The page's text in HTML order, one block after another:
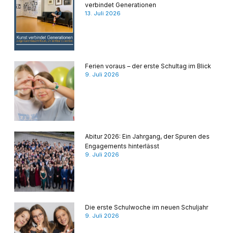
verbindet Generationen
13. Juli 2026
Ferien voraus – der erste Schultag im Blick
9. Juli 2026
Abitur 2026: Ein Jahrgang, der Spuren des
Engagements hinterlässt
9. Juli 2026
Die erste Schulwoche im neuen Schuljahr
9. Juli 2026